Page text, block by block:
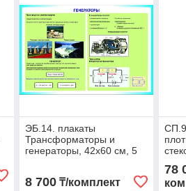
ЭБ.14. плакаты
Трансформаторы и
генераторы, 42х60 см, 5
8 700₸/комплект
78